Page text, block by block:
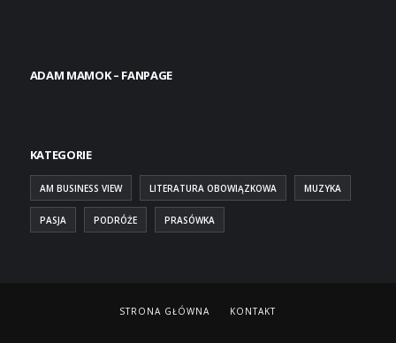
ADAM MAMOK – FANPAGE
KATEGORIE
AM BUSINESS VIEW LITERATURA OBOWIĄZKOWA MUZYKA
PASJA PODRÓŻE PRASÓWKA
STRONA GŁÓWNA KONTAKT